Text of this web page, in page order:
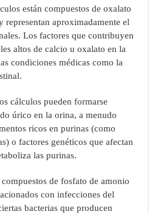
están compuestos de oxalato
aproximadamente el
Los factores que contribuyen
altos de calcio u oxalato en la
condiciones médicas como la
cálculos pueden formarse
úrico en la orina, a menudo
ricos en purinas (como
o factores genéticos que afectan
las purinas.
compuestos de fosfato de amonio
con infecciones del
bacterias que producen